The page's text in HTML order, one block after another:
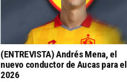
(ENTREVISTA) Andrés Mena, el
nuevo conductor de Aucas para el
2026